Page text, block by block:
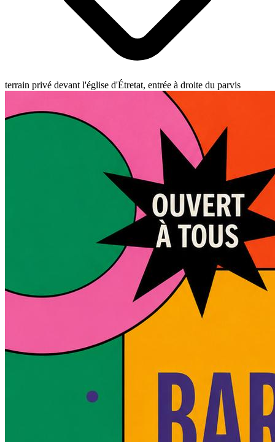
terrain privé devant l'église d'Étretat, entrée à droite du parvis